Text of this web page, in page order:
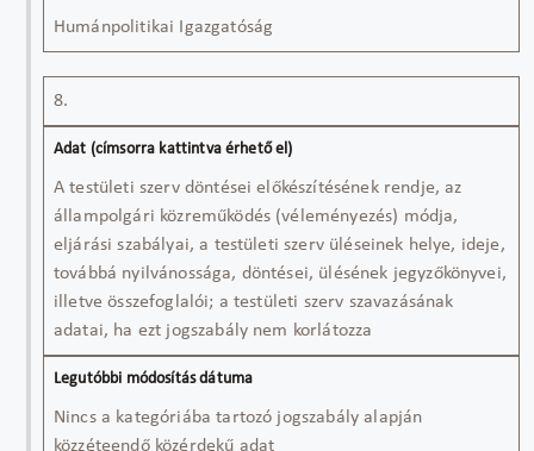
Humánpolitikai Igazgatóság
8.
A testületi szerv döntései előkészítésének rendje, az
állampolgári közreműködés (véleményezés) módja,
eljárási szabályai, a testületi szerv üléseinek helye, ideje,
továbbá nyilvánossága, döntései, ülésének jegyzőkönyvei,
illetve összefoglalói; a testületi szerv szavazásának
adatai, ha ezt jogszabály nem korlátozza
Nincs a kategóriába tartozó jogszabály alapján
közzéteendő közérdekű adat